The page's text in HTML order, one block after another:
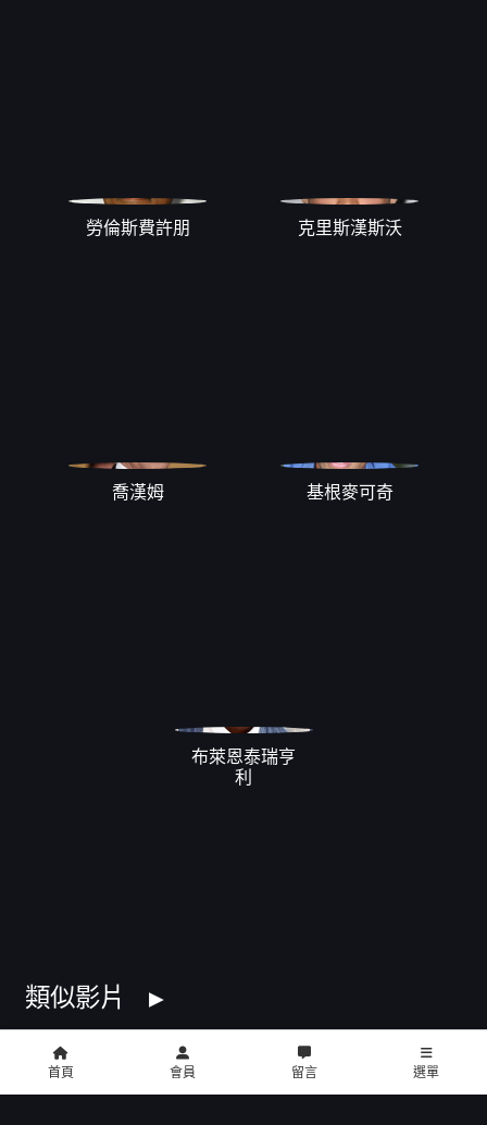
勞倫斯費許朋 克里斯漢斯沃
喬漢姆 基根麥可奇
布萊恩泰瑞亨
利
類似影片
首頁 會員 留言 選單